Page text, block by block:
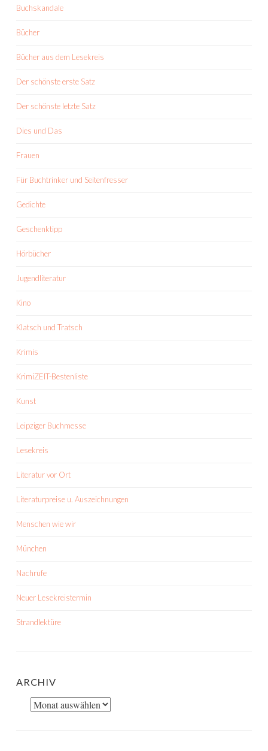
Buchskandale
Bücher
Bücher aus dem Lesekreis
Der schönste erste Satz
Der schönste letzte Satz
Dies und Das
Frauen
Für Buchtrinker und Seitenfresser
Gedichte
Geschenktipp
Hörbücher
Jugendliteratur
Kino
Klatsch und Tratsch
Krimis
KrimiZEIT-Bestenliste
Kunst
Leipziger Buchmesse
Lesekreis
Literatur vor Ort
Literaturpreise u. Auszeichnungen
Menschen wie wir
München
Nachrufe
Neuer Lesekreistermin
Strandlektüre
ARCHIV
Archiv